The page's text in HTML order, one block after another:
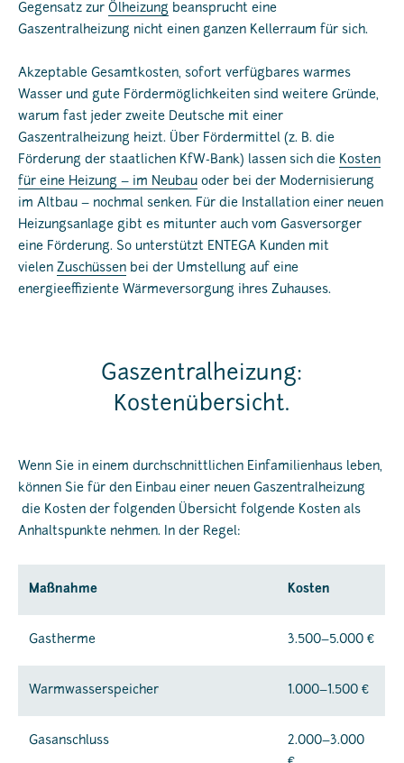
Gegensatz zur Ölheizung beansprucht eine
Gaszentralheizung nicht einen ganzen Kellerraum für sich.
Akzeptable Gesamtkosten, sofort verfügbares warmes
Wasser und gute Fördermöglichkeiten sind weitere Gründe,
warum fast jeder zweite Deutsche mit einer
Gaszentralheizung heizt. Über Fördermittel (z. B. die
Förderung der staatlichen KfW-Bank) lassen sich die Kosten
für eine Heizung – im Neubau oder bei der Modernisierung
im Altbau – nochmal senken. Für die Installation einer neuen
Heizungsanlage gibt es mitunter auch vom Gasversorger
eine Förderung. So unterstützt ENTEGA Kunden mit
vielen Zuschüssen bei der Umstellung auf eine
energieeffiziente Wärmeversorgung ihres Zuhauses.
Gaszentralheizung:
Kostenübersicht.
Wenn Sie in einem durchschnittlichen Einfamilienhaus leben,
können Sie für den Einbau einer neuen Gaszentralheizung
die Kosten der folgenden Übersicht folgende Kosten als
Anhaltspunkte nehmen. In der Regel:
Maßnahme Kosten
Gastherme 3.500–5.000 €
Warmwasserspeicher 1.000–1.500 €
Gasanschluss
2.000–3.000